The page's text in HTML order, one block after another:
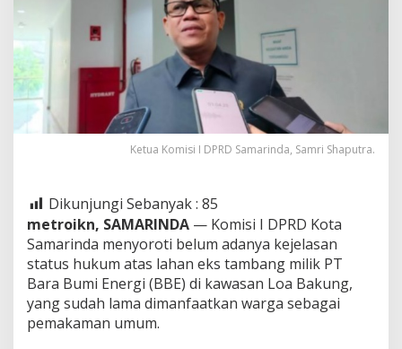
Ketua Komisi I DPRD Samarinda, Samri Shaputra.
Dikunjungi Sebanyak : 85
metroikn, SAMARINDA — Komisi I DPRD Kota
Samarinda menyoroti belum adanya kejelasan
status hukum atas lahan eks tambang milik PT
Bara Bumi Energi (BBE) di kawasan Loa Bakung,
yang sudah lama dimanfaatkan warga sebagai
pemakaman umum.